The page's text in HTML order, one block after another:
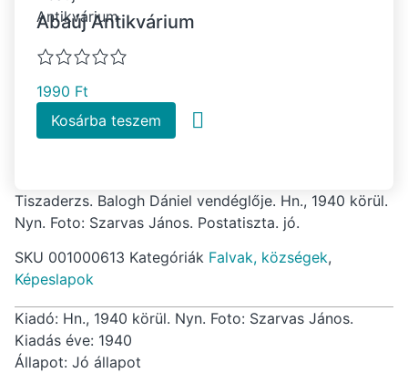
Abaúj Antikvárium
1990 Ft
Kosárba teszem
Tiszaderzs. Balogh Dániel vendéglője. Hn., 1940 körül.
Nyn. Foto: Szarvas János. Postatiszta. jó.
SKU 001000613 Kategóriák Falvak, községek,
Képeslapok
Kiadó: Hn., 1940 körül. Nyn. Foto: Szarvas János.
Kiadás éve: 1940
Állapot: Jó állapot